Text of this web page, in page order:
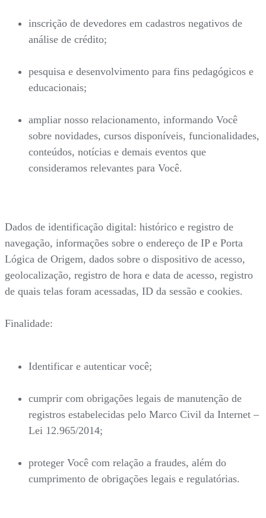
inscrição de devedores em cadastros negativos de
análise de crédito;
pesquisa e desenvolvimento para fins pedagógicos e
educacionais;
ampliar nosso relacionamento, informando Você
sobre novidades, cursos disponíveis, funcionalidades,
conteúdos, notícias e demais eventos que
consideramos relevantes para Você.
Dados de identificação digital: histórico e registro de
navegação, informações sobre o endereço de IP e Porta
Lógica de Origem, dados sobre o dispositivo de acesso,
geolocalização, registro de hora e data de acesso, registro
de quais telas foram acessadas, ID da sessão e cookies.
Finalidade:
Identificar e autenticar você;
cumprir com obrigações legais de manutenção de
registros estabelecidas pelo Marco Civil da Internet –
Lei 12.965/2014;
proteger Você com relação a fraudes, além do
cumprimento de obrigações legais e regulatórias.